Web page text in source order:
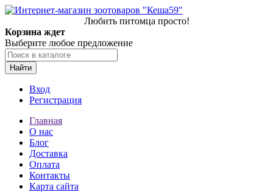
Любить питомца просто!
Корзина ждет
Выберите любое предложение
Найти
Вход
Регистрация
Главная
О нас
Блог
Доставка
Оплата
Контакты
Карта сайта